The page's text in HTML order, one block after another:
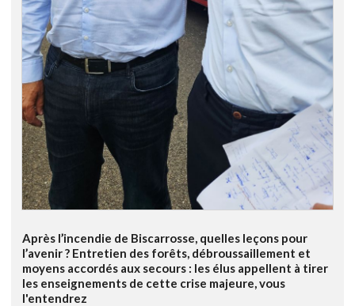
Après l’incendie de Biscarrosse, quelles leçons pour
l’avenir ? Entretien des forêts, débroussaillement et
moyens accordés aux secours : les élus appellent à tirer
les enseignements de cette crise majeure, vous
l'entendrez